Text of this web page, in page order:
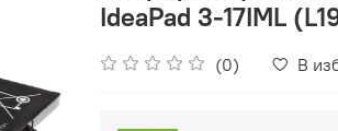
IdeaPad 3-17IML
(0) В